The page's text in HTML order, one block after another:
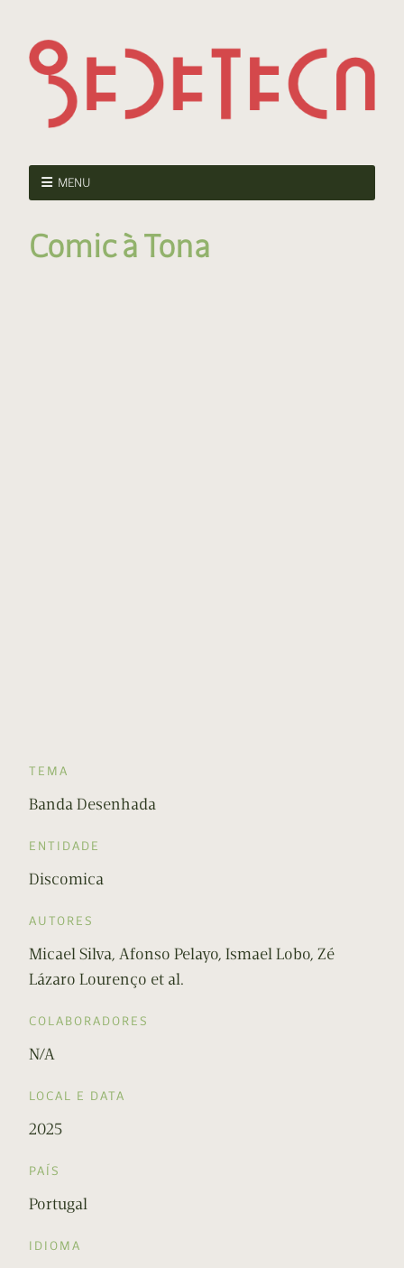
MENU
Comic à Tona
TEMA
Banda Desenhada
ENTIDADE
Discomica
AUTORES
Micael Silva, Afonso Pelayo, Ismael Lobo, Zé
Lázaro Lourenço et al.
COLABORADORES
N/A
LOCAL E DATA
2025
PAÍS
Portugal
IDIOMA